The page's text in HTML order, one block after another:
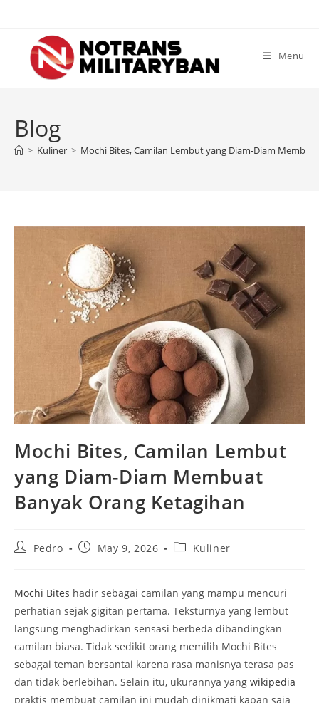
content
Menu
Blog
> Kuliner > Mochi Bites, Camilan Lembut yang Diam-Diam
Mochi Bites, Camilan Lembut
yang Diam-Diam Membuat
Banyak Orang Ketagihan
PostPedro
PostMay 9, 2026
PostKuliner
Mochi Bites hadir sebagai camilan yang mampu mencuri
perhatian sejak gigitan pertama. Teksturnya yang lembut
langsung menghadirkan sensasi berbeda dibandingkan
camilan biasa. Tidak sedikit orang memilih Mochi Bites
sebagai teman bersantai karena rasa manisnya terasa pas
dan tidak berlebihan. Selain itu, ukurannya yang wikipedia
praktis membuat camilan ini mudah dinikmati kapan saja